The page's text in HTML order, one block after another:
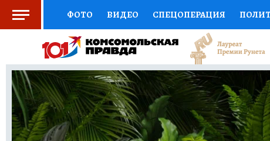
ФОТО ВИДЕО СПЕЦОПЕРАЦИЯ
ЗДОРОВЬЕ СОЦПОДДЕРЖКА НАУКА
ВЫБОР ЭКСПЕРТОВ ДОКТОР ФИНАНСЫ
КНИЖНАЯ ПОЛКА ПРОГНОЗЫ НА СПОРТ
ПРЕСС-ЦЕНТР НЕДВИЖИМОСТЬ